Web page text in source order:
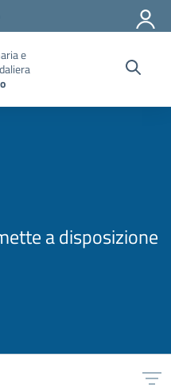
e
a disposizione